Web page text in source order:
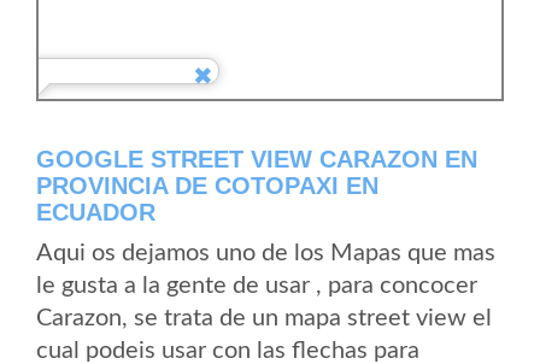
GOOGLE STREET VIEW CARAZON EN
PROVINCIA DE COTOPAXI EN
ECUADOR
Aqui os dejamos uno de los Mapas que mas
le gusta a la gente de usar , para concocer
Carazon, se trata de un mapa street view el
cual podeis usar con las flechas para